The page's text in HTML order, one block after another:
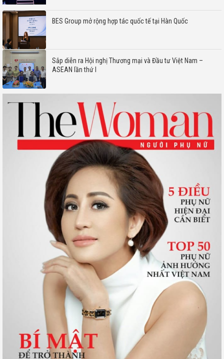
BES Group mở rộng hợp tác quốc tế tại Hàn Quốc
Sắp diễn ra Hội nghị Thương mại và Đầu tư Việt Nam –
ASEAN lần thứ I